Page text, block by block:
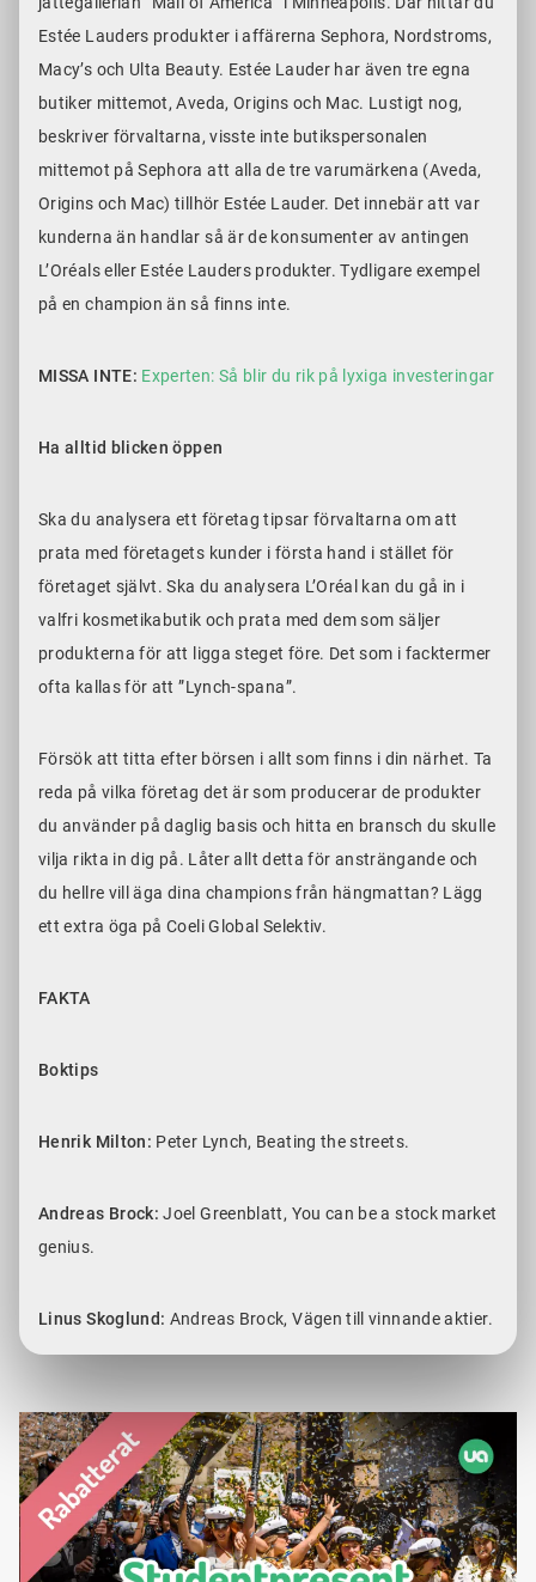
Estée Lauders produkter i affärerna Sephora, Nordstroms,
Macy’s och Ulta Beauty. Estée Lauder har även tre egna
butiker mittemot, Aveda, Origins och Mac. Lustigt nog,
beskriver förvaltarna, visste inte butikspersonalen
mittemot på Sephora att alla de tre varumärkena (Aveda,
Origins och Mac) tillhör Estée Lauder. Det innebär att var
kunderna än handlar så är de konsumenter av antingen
L’Oréals eller Estée Lauders produkter. Tydligare exempel
på en champion än så finns inte.
MISSA INTE: Experten: Så blir du rik på lyxiga investeringar
Ha alltid blicken öppen
Ska du analysera ett företag tipsar förvaltarna om att
prata med företagets kunder i första hand i stället för
företaget självt. Ska du analysera L’Oréal kan du gå in i
valfri kosmetikabutik och prata med dem som säljer
produkterna för att ligga steget före. Det som i facktermer
ofta kallas för att ”Lynch-spana”.
Försök att titta efter börsen i allt som finns i din närhet. Ta
reda på vilka företag det är som producerar de produkter
du använder på daglig basis och hitta en bransch du skulle
vilja rikta in dig på. Låter allt detta för ansträngande och
du hellre vill äga dina champions från hängmattan? Lägg
ett extra öga på Coeli Global Selektiv.
FAKTA
Boktips
Henrik Milton: Peter Lynch, Beating the streets.
Andreas Brock:Joel Greenblatt, You can be a stock market
genius.
Linus Skoglund: Andreas Brock, Vägen till vinnande aktier.